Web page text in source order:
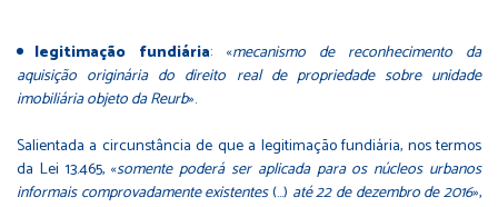
legitimação fundiária: «mecanismo de reconhecimento da
aquisição originária do direito real de propriedade sobre unidade
imobiliária objeto da Reurb».
Salientada a circunstância de que a legitimação fundiária, nos termos
da Lei 13.465, «somente poderá ser aplicada para os núcleos urbanos
informais comprovadamente existentes(…) até 22 de dezembro de 2016»,